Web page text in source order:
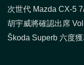
次世代 Mazda CX-5
胡宇威將確認出席
Škoda Superb 六度